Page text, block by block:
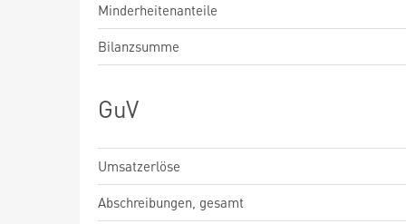
Minderheitenanteile
Bilanzsumme
GuV
Umsatzerlöse
Abschreibungen, gesamt